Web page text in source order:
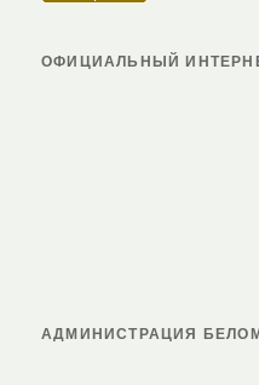
ОФИЦИАЛЬНЫЙ
АДМИНИСТРАЦИЯ